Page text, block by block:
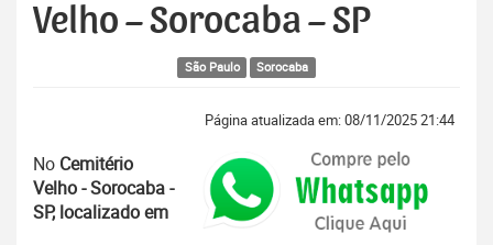
Velho – Sorocaba – SP
São Paulo Sorocaba
Página atualizada em: 08/11/2025 21:44
No Cemitério
Velho - Sorocaba -
SP, localizado em